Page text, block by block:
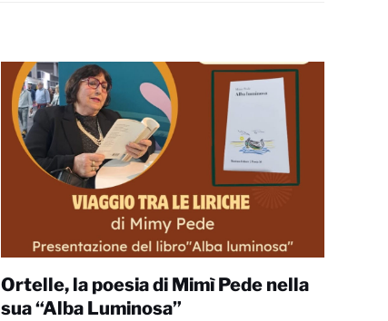
Ortelle, la poesia di Mimì Pede nella
sua “Alba Luminosa”